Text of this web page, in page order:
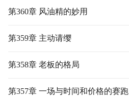
第360章 风油精的妙用
第359章 主动请缨
第358章 老板的格局
第357章 一场与时间和价格的赛跑